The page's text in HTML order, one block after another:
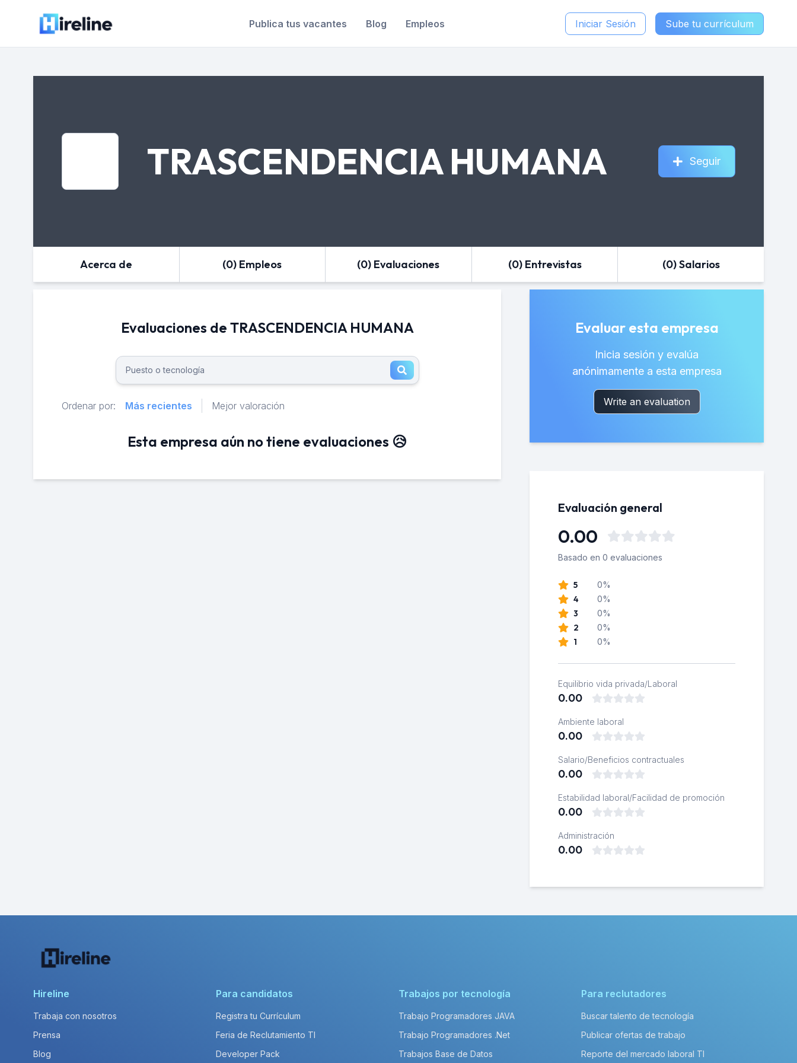
Publica tus vacantes Blog Empleos Iniciar Sesión Sube tu currículum
TRASCENDENCIA HUMANA Seguir
Acerca de (0) Empleos (0) Evaluaciones (0) Entrevistas (0) Salarios
Evaluaciones de TRASCENDENCIA HUMANA
Ordenar por: Más recientes Mejor valoración
Esta empresa aún no tiene evaluaciones 😥
Evaluar esta empresa
Inicia sesión y evalúa
anónimamente a esta empresa
Write an evaluation
Evaluación general
0.00
Basado en 0 evaluaciones
5 0%
4 0%
3 0%
2 0%
1 0%
Equilibrio vida privada/Laboral
0.00
Ambiente laboral
0.00
Salario/Beneficios contractuales
0.00
Estabilidad laboral/Facilidad de promoción
0.00
Administración
0.00
Hireline
Trabaja con nosotros
Prensa
Blog
Para candidatos
Registra tu Currículum
Feria de Reclutamiento TI
Developer Pack
Trabajos por tecnología
Trabajo Programadores JAVA
Trabajo Programadores .Net
Trabajos Base de Datos
Para reclutadores
Buscar talento de tecnología
Publicar ofertas de trabajo
Reporte del mercado laboral TI